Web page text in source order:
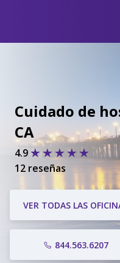
Profesionales
Familiares y
Cuidado de
CA
4.9
12 reseñas
844.563.6207
VER TODAS LAS